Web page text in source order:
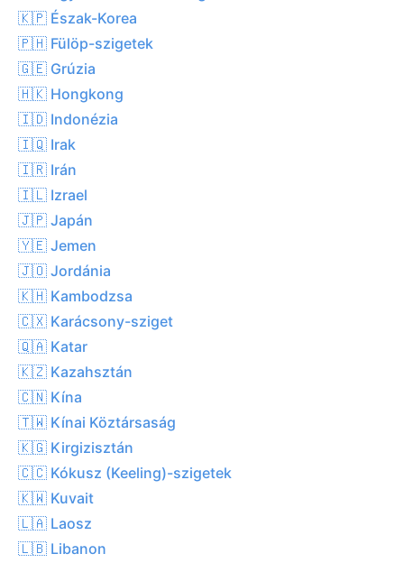
🇰🇵 Észak-Korea
🇵🇭 Fülöp-szigetek
🇬🇪 Grúzia
🇭🇰 Hongkong
🇮🇩 Indonézia
🇮🇶 Irak
🇮🇷 Irán
🇮🇱 Izrael
🇯🇵 Japán
🇾🇪 Jemen
🇯🇴 Jordánia
🇰🇭 Kambodzsa
🇨🇽 Karácsony-sziget
🇶🇦 Katar
🇰🇿 Kazahsztán
🇨🇳 Kína
🇹🇼 Kínai Köztársaság
🇰🇬 Kirgizisztán
🇨🇨 Kókusz (Keeling)-szigetek
🇰🇼 Kuvait
🇱🇦 Laosz
🇱🇧 Libanon